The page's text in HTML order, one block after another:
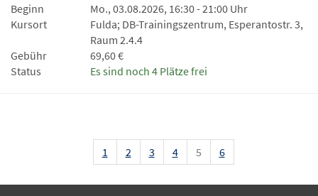
Beginn
Mo., 03.08.2026, 16:30 - 21:00 Uhr
Kursort
Fulda; DB-Trainingszentrum, Esperantostr. 3,
Raum 2.4.4
Gebühr
69,60 €
Status
Es sind noch 4 Plätze frei
1 2 3 4 5 6